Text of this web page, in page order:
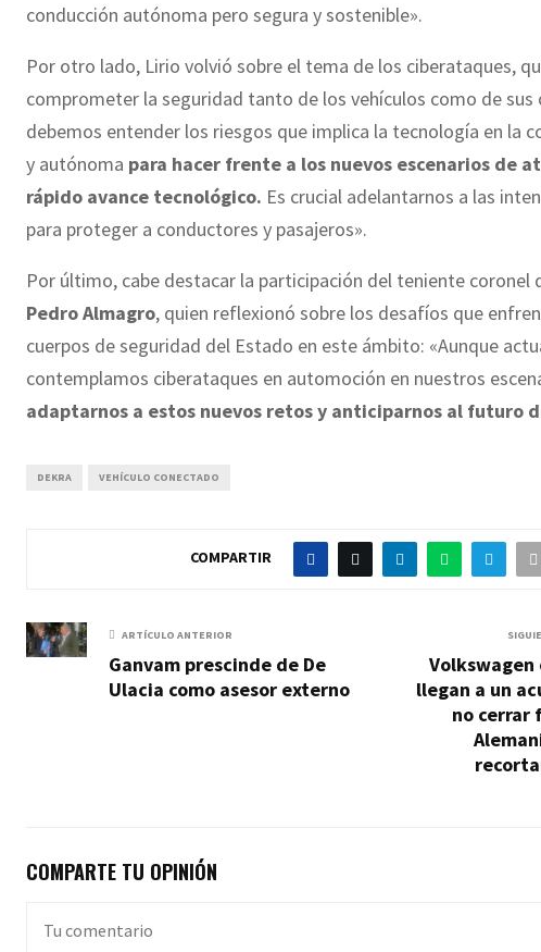
conducción autónoma pero segura y sostenible».
Por otro lado, Lirio volvió sobre el tema de los ciberataques,
comprometer la seguridad tanto de los vehículos como de sus
debemos entender los riesgos que implica la tecnología en la
y autónoma para hacer frente a los nuevos escenarios de
rápido avance tecnológico. Es crucial adelantarnos a las
para proteger a conductores y pasajeros».
Por último, cabe destacar la participación del teniente coronel
Pedro Almagro, quien reflexionó sobre los desafíos que
cuerpos de seguridad del Estado en este ámbito: «Aunque
contemplamos ciberataques en automoción en nuestros
adaptarnos a estos nuevos retos y anticiparnos al futuro
DEKRA VEHÍCULO CONECTADO
COMPARTIR
ARTÍCULO ANTERIOR
Ganvam prescinde de De
Ulacia como asesor externo
Volkswagen
llegan a un
no cerrar
COMPARTE TU OPINIÓN